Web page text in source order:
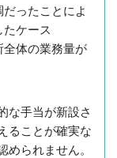
ったことによ
たケース
全体の業務量が
な手当が新設さ
ることが確実な
られません。